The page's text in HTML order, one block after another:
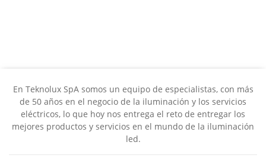
En Teknolux SpA somos un equipo de especialistas, con más
de 50 años en el negocio de la iluminación y los servicios
eléctricos, lo que hoy nos entrega el reto de entregar los
mejores productos y servicios en el mundo de la iluminación
led.